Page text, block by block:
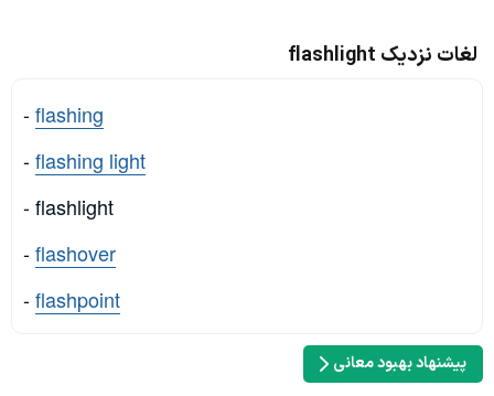
لغات نزدیک flashlight
-flashing
-flashing light
- flashlight
-flashover
-flashpoint
پیشنهاد بهبود معانی